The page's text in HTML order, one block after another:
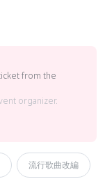
from the
organizer.
流行歌曲改編